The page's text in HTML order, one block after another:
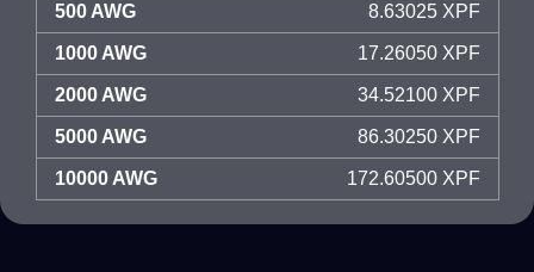
500 AWG 8.63025 XPF
1000 AWG 17.26050 XPF
2000 AWG 34.52100 XPF
5000 AWG 86.30250 XPF
10000 AWG 172.60500 XPF